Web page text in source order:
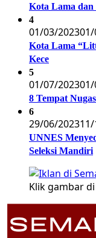
Kota Lama dan
4
01/03/2023
Kota Lama
Kece
5
01/07/2023
8 Tempat
6
29/06/2023
UNNES
Seleksi Mandiri
Klik gambar